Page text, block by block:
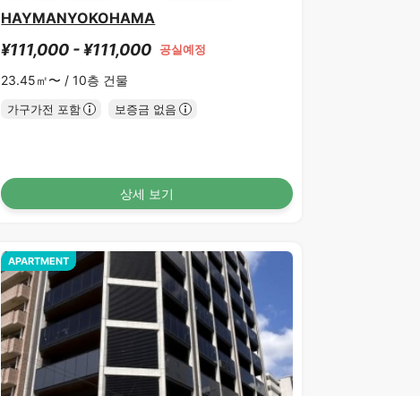
HAYMANYOKOHAMA
¥111,000 - ¥111,000 공실예정
23.45㎡〜 /10층 건물
가구가전 포함 보증금 없음
상세 보기
APARTMENT